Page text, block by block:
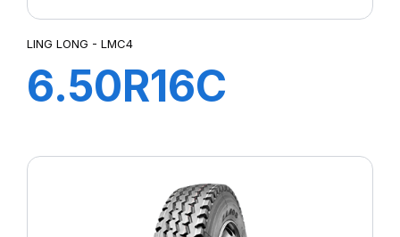
LING LONG - LMC4
6.50R16C